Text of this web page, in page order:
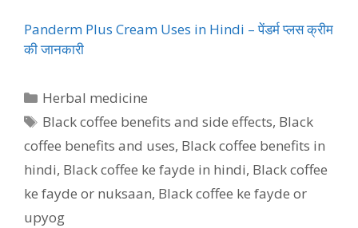
Panderm Plus Cream Uses in Hindi – पेंडर्म प्लस क्रीम
की जानकारी
Categories
Herbal medicine
Tags
Black coffee benefits and side effects, Black
coffee benefits and uses, Black coffee benefits in
hindi, Black coffee ke fayde in hindi, Black coffee
ke fayde or nuksaan, Black coffee ke fayde or
upyog